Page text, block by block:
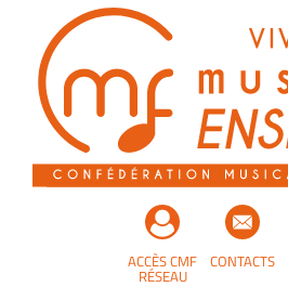
contenu
CONTACTS
ACCÈS CMF
RÉSEAU